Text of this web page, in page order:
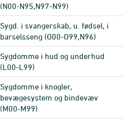
(N00-N95,N97-N99)
Sygd. i svangerskab, u. fødsel, i
barselsseng (O00-O99,N96)
Sygdomme i hud og underhud
(L00-L99)
Sygdomme i knogler,
bevægesystem og bindevæv
(M00-M99)